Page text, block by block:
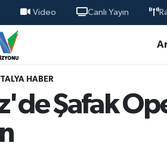
Video Canlı Yayın
HABER
Şafak
ve Fikstür